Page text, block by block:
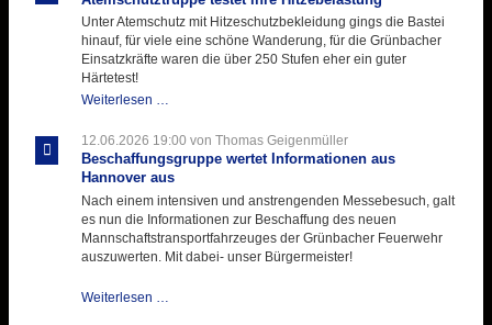
Kirmes
mit
zukunftsweisender
Unter Atemschutz mit Hitzeschutzbekleidung gings die Bastei
hinauf, für viele eine schöne Wanderung, für die Grünbacher
Einsatzkräfte waren die über 250 Stufen eher ein guter
Härtetest!
Weiterlesen …
ihre
Hitzebelastung
12.06.2026 19:00 von Thomas Geigenmüller
Beschaffungsgruppe wertet Informationen aus
Hannover aus
Nach einem intensiven und anstrengenden Messebesuch, galt
es nun die Informationen zur Beschaffung des neuen
Mannschaftstransportfahrzeuges der Grünbacher Feuerwehr
auszuwerten. Mit dabei- unser Bürgermeister!
Weiterlesen …